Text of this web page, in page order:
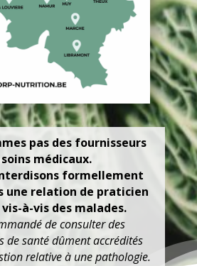
pas des fournisseurs
médicaux.
formellement
une relation de praticien
à-vis des malades.
de consulter des
de santé dûment accrédités
relative à une pathologie.